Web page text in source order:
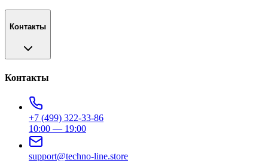
Контакты
Контакты
+7 (499) 322-33-86
10:00 — 19:00
support@techno-line.store